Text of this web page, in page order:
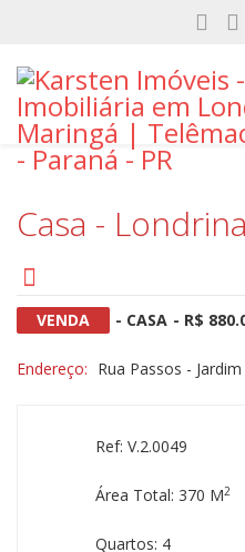
Casa -
VENDA - CASA - R$
Endereço: Rua Passos -
Ref: V.2.0049
Área Total: 370 M2
Quartos: 4